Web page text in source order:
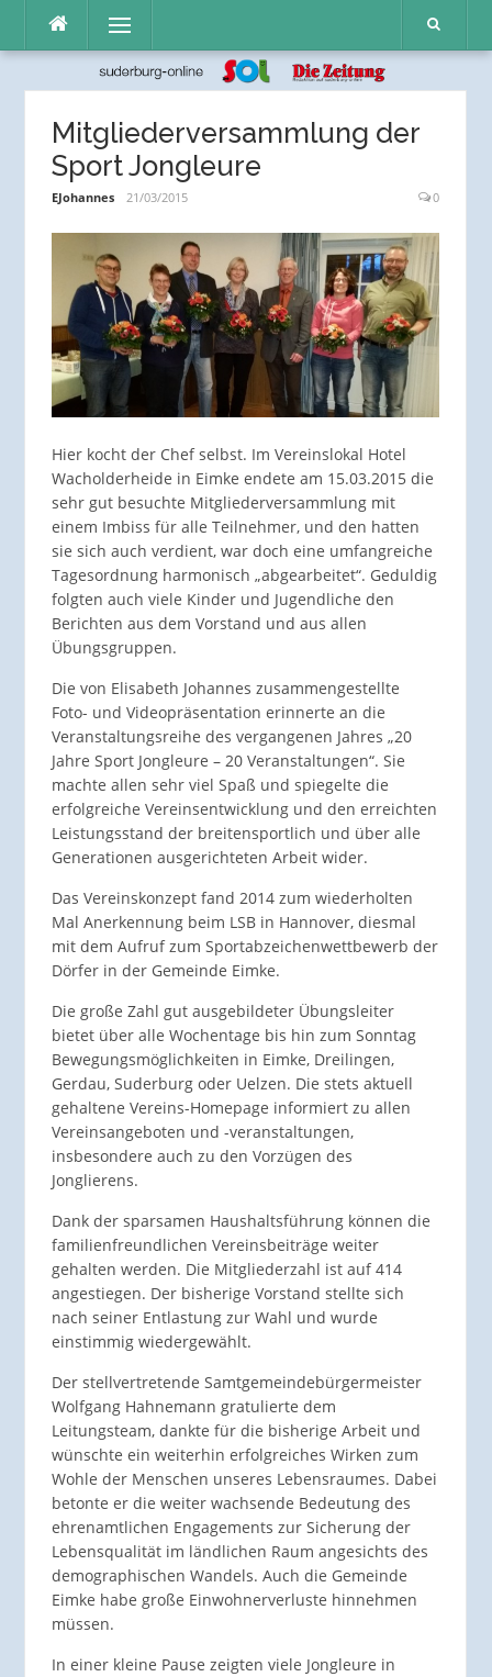
Inhalt
Menü
Mitgliederversammlung der
Sport Jongleure
EJohannes 21/03/2015 0
Hier kocht der Chef selbst. Im Vereinslokal Hotel
Wacholderheide in Eimke endete am 15.03.2015 die
sehr gut besuchte Mitgliederversammlung mit
einem Imbiss für alle Teilnehmer, und den hatten
sie sich auch verdient, war doch eine umfangreiche
Tagesordnung harmonisch „abgearbeitet“. Geduldig
folgten auch viele Kinder und Jugendliche den
Berichten aus dem Vorstand und aus allen
Übungsgruppen.
Die von Elisabeth Johannes zusammengestellte
Foto- und Videopräsentation erinnerte an die
Veranstaltungsreihe des vergangenen Jahres „20
Jahre Sport Jongleure – 20 Veranstaltungen“. Sie
machte allen sehr viel Spaß und spiegelte die
erfolgreiche Vereinsentwicklung und den erreichten
Leistungsstand der breitensportlich und über alle
Generationen ausgerichteten Arbeit wider.
Das Vereinskonzept fand 2014 zum wiederholten
Mal Anerkennung beim LSB in Hannover, diesmal
mit dem Aufruf zum Sportabzeichenwettbewerb der
Dörfer in der Gemeinde Eimke.
Die große Zahl gut ausgebildeter Übungsleiter
bietet über alle Wochentage bis hin zum Sonntag
Bewegungsmöglichkeiten in Eimke, Dreilingen,
Gerdau, Suderburg oder Uelzen. Die stets aktuell
gehaltene Vereins-Homepage informiert zu allen
Vereinsangeboten und -veranstaltungen,
insbesondere auch zu den Vorzügen des
Jonglierens.
Dank der sparsamen Haushaltsführung können die
familienfreundlichen Vereinsbeiträge weiter
gehalten werden. Die Mitgliederzahl ist auf 414
angestiegen. Der bisherige Vorstand stellte sich
nach seiner Entlastung zur Wahl und wurde
einstimmig wiedergewählt.
Der stellvertretende Samtgemeindebürgermeister
Wolfgang Hahnemann gratulierte dem
Leitungsteam, dankte für die bisherige Arbeit und
wünschte ein weiterhin erfolgreiches Wirken zum
Wohle der Menschen unseres Lebensraumes. Dabei
betonte er die weiter wachsende Bedeutung des
ehrenamtlichen Engagements zur Sicherung der
Lebensqualität im ländlichen Raum angesichts des
demographischen Wandels. Auch die Gemeinde
Eimke habe große Einwohnerverluste hinnehmen
müssen.
In einer kleine Pause zeigten viele Jongleure in